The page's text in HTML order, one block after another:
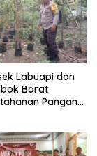
Labuapi dan
Barat
Pangan